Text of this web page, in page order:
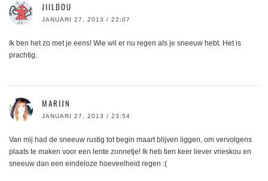
JIILDOU
JANUARI 27, 2013 / 22:07
Ik ben het zo met je eens! Wie wil er nu regen als je sneeuw hebt. Het is
prachtig.
MARIJN
JANUARI 27, 2013 / 23:54
Van mij had de sneeuw rustig tot begin maart blijven liggen, om vervolgens
plaats te maken voor een lente zonnetje! Ik heb tien keer liever vrieskou en
sneeuw dan een eindeloze hoeveelheid regen :(